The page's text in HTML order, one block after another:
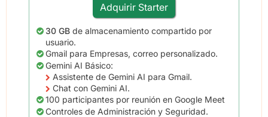
Adquirir Starter
30 GB de almacenamiento compartido por
usuario.
Gmail para Empresas, correo personalizado.
Gemini AI Básico:
Assistente de Gemini AI para Gmail.
Chat con Gemini AI.
100 participantes por reunión en Google Meet
Controles de Administración y Seguridad.